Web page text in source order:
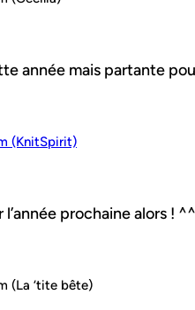
année mais partante
(KnitSpirit)
prochaine alors ! ^^
(La ‘tite bête)